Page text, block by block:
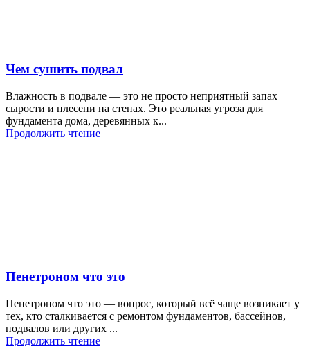
Чем сушить подвал
Влажность в подвале — это не просто неприятный запах
сырости и плесени на стенах. Это реальная угроза для
фундамента дома, деревянных к...
Продолжить чтение
Пенетроном что это
Пенетроном что это — вопрос, который всё чаще возникает у
тех, кто сталкивается с ремонтом фундаментов, бассейнов,
подвалов или других ...
Продолжить чтение